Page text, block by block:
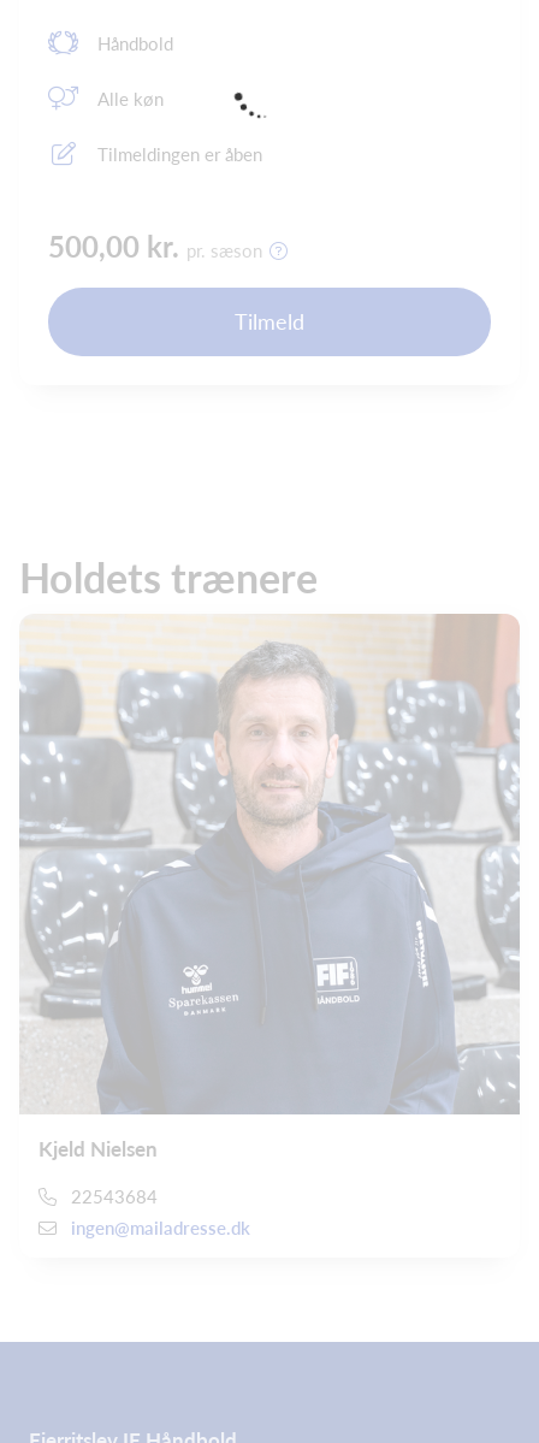
Håndbold
Alle køn
Tilmeldingen er åben
500,00 kr. pr. sæson
Tilmeld
Holdets trænere
Kjeld Nielsen
22543684
ingen@mailadresse.dk